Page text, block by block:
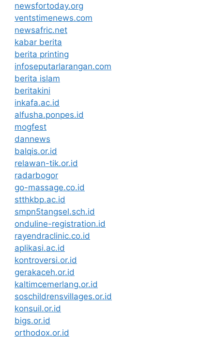
newsfortoday.org
ventstimenews.com
newsafric.net
kabar berita
berita printing
infoseputarlarangan.com
berita islam
beritakini
inkafa.ac.id
alfusha.ponpes.id
mogfest
dannews
balqis.or.id
relawan-tik.or.id
radarbogor
go-massage.co.id
stthkbp.ac.id
smpn5tangsel.sch.id
onduline-registration.id
rayendraclinic.co.id
aplikasi.ac.id
kontroversi.or.id
gerakaceh.or.id
kaltimcemerlang.or.id
soschildrensvillages.or.id
konsuil.or.id
bigs.or.id
orthodox.or.id